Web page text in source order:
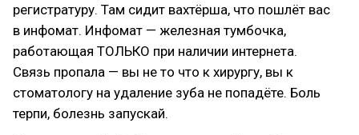
регистратуру. Там сидит вахтёрша, что пошлёт вас
в инфомат. Инфомат — железная тумбочка,
работающая ТОЛЬКО при наличии интернета.
Связь пропала — вы не то что к хирургу, вы к
стоматологу на удаление зуба не попадёте. Боль
терпи, болезнь запускай.